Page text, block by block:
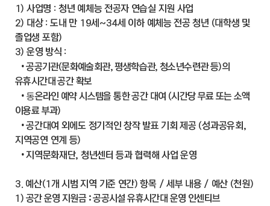
1) 사업명 : 청년 예체능 전공자 연습실 지원 사업
2) 대상 : 도내 만 19세~34세 이하 예체능 전공 청년 (대학생 및
졸업생 포함)
3) 운영 방식 :
•공공기관(문화예술회관, 평생학습관, 청소년수련관 등)의
유휴시간대 공간 확보
• 동온라인 예약 시스템을 통한 공간 대여 (시간당 무료 또는 소액
이용료 부과)
•공간대여 외에도 정기적인 창작 발표 기회 제공 (성과공유회,
지역공연 연계 등)
•지역문화재단, 청년센터 등과 협력해 사업 운영
3. 예산(1개 시범 지역 기준 연간) 항목 / 세부 내용 / 예산 (천원)
1) 공간 운영 지원금 :공공시설 유휴시간대 운영 인센티브